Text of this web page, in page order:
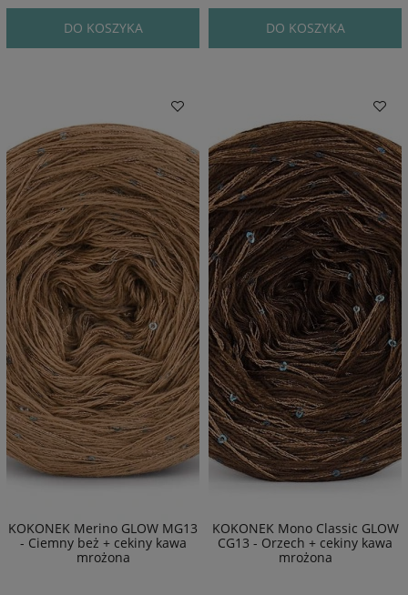
DO KOSZYKA DO KOSZYKA
KOKONEK Merino GLOW MG13
- Ciemny beż + cekiny kawa
mrożona
KOKONEK Mono Classic GLOW
CG13 - Orzech + cekiny kawa
mrożona